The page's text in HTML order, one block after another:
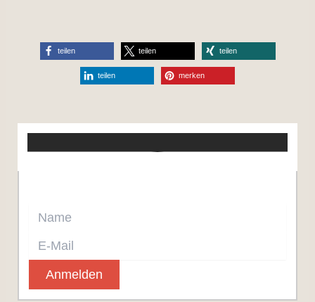
teilen teilen teilen
teilen merken
Anmelden